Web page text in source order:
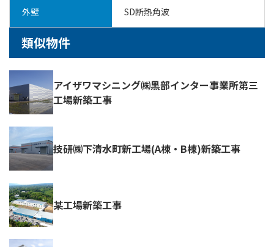
外壁 SD断熱角波
類似物件
アイザワマシニング㈱黒部インター事業所第三
工場新築工事
技研㈱下清水町新工場(A棟・B棟)新築工事
某工場新築工事